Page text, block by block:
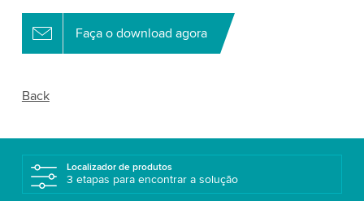
Faça o download agora
Back
Localizador de produtos
3 etapas para encontrar a solução